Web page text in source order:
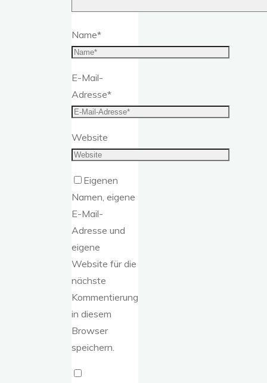
Name*
E-Mail-
Adresse*
Website
Eigenen
Namen, eigene
E-Mail-
Adresse und
eigene
Website für die
nächste
Kommentierung
in diesem
Browser
speichern.